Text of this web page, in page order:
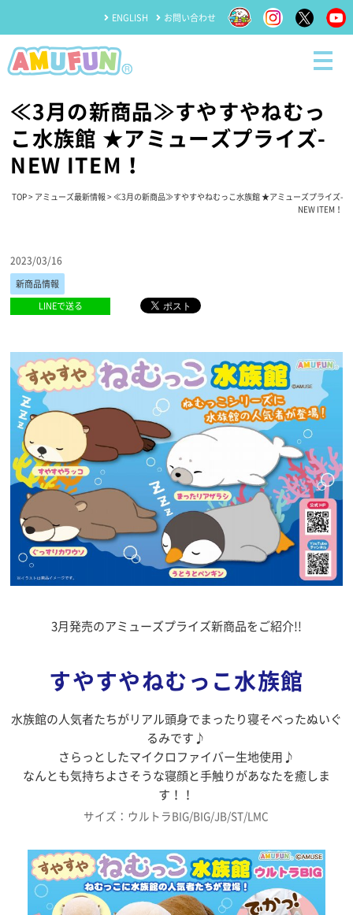
ENGLISH お問い合わせ
≪3月の新商品≫すやすやねむっ
こ水族館 ★アミューズプライズ-
NEW ITEM！
TOP> アミューズ最新情報> ≪3月の新商品≫すやすやねむっこ水族館 ★アミューズプライズ-
NEW ITEM！
2023/03/16
新商品情報
LINEで送る
3月発売のアミューズプライズ新商品をご紹介!!
すやすやねむっこ水族館
水族館の人気者たちがリアル頭身でまったり寝そべったぬいぐ
るみです♪
さらっとしたマイクロファイバー生地使用♪
なんとも気持ちよさそうな寝顔と手触りがあなたを癒しま
す！！
サイズ：ウルトラBIG/BIG/JB/ST/LMC